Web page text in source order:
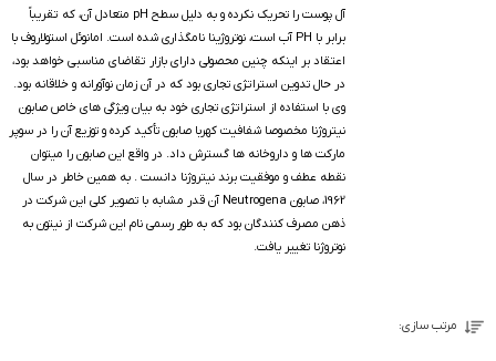
آل پوست را تحریک نکرده و به دلیل سطح pH متعادل آن، که تقریباً
برابر با PH آب است، نوتروژینا نامگذاری شده است. امانوئل استولاروف با
اعتقاد بر اینکه چنین محصولی دارای بازار تقاضای مناسبی خواهد بود،
در حال تدوین استراتژی تجاری بود که در آن زمان نوآورانه و خلاقانه بود.
وی با استفاده از استراتژی تجاری خود به بیان ویژگی های خاص صابون
نیتروژنا مخصوصا شفافیت کهربا صابون تأکید کرده و توزیع آن را در سوپر
مارکت ها و داروخانه ها گسترش داد. در واقع این صابون را میتوان
نقطه عطف و موفقیت برند نیتروژنا دانست . به همین خاطر در سال
1962، صابون Neutrogena آن قدر مشابه با تصویر کلی این شرکت در
ذهن‌ مصرف کنندگان بود که به طور رسمی نام این شرکت از نیتون به
نوتروژنا تغییر یافت.
مرتب سازی: